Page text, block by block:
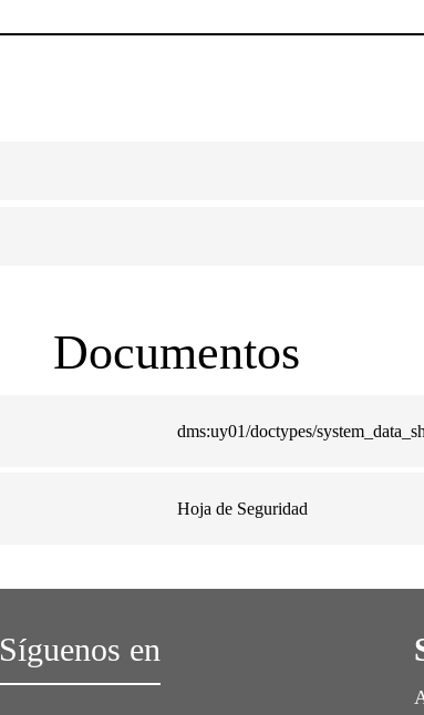
Documentos
dms:uy01/doctypes/
Hoja de Seguridad
Síguenos en